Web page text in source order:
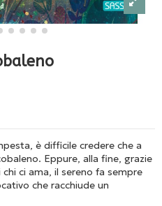
è difficile credere che a
Eppure, alla fine, grazie
ci ama, il sereno fa sempre
che racchiude un